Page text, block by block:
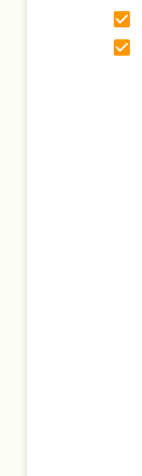
check_box
check_box